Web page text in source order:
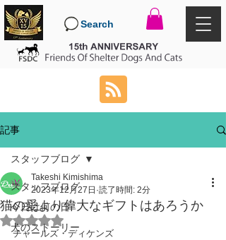
Search
記事
スタッフブログ
今日は何の日
犬のストーリー
スタッフブログ
猫の愛より偉大なギフトはあろうか
Takeshi Kimishima
2023年12月27日 読了時間: 2分
5つ星のうちNaNと評価されています。
チャールズ・ディケンズ